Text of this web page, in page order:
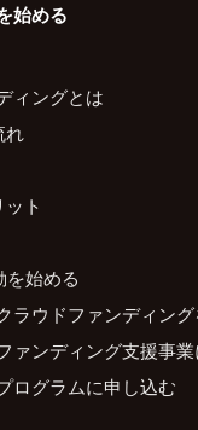
始める
ィングとは
れ
ット
を始める
ラウドファンディン
ァンディング支援事
ログラムに申し込む